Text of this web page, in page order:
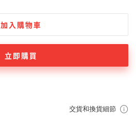
加入購物車
立即購買
交貨和換貨細節